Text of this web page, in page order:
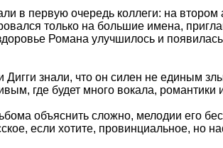
в первую очередь коллеги: на
только на большие имена,
Романа улучшилось и
Дигги знали, что он силен не единым
где будет много вокала,
объяснить сложно, мелодии его
если хотите, провинциальное, но